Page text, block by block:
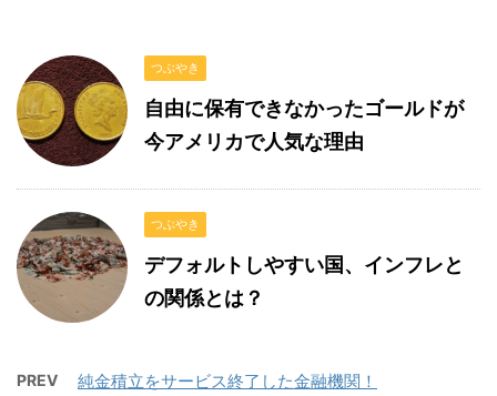
つぶやき
自由に保有できなかったゴールドが
今アメリカで人気な理由
つぶやき
デフォルトしやすい国、インフレと
の関係とは？
PREV 純金積立をサービス終了した金融機関！